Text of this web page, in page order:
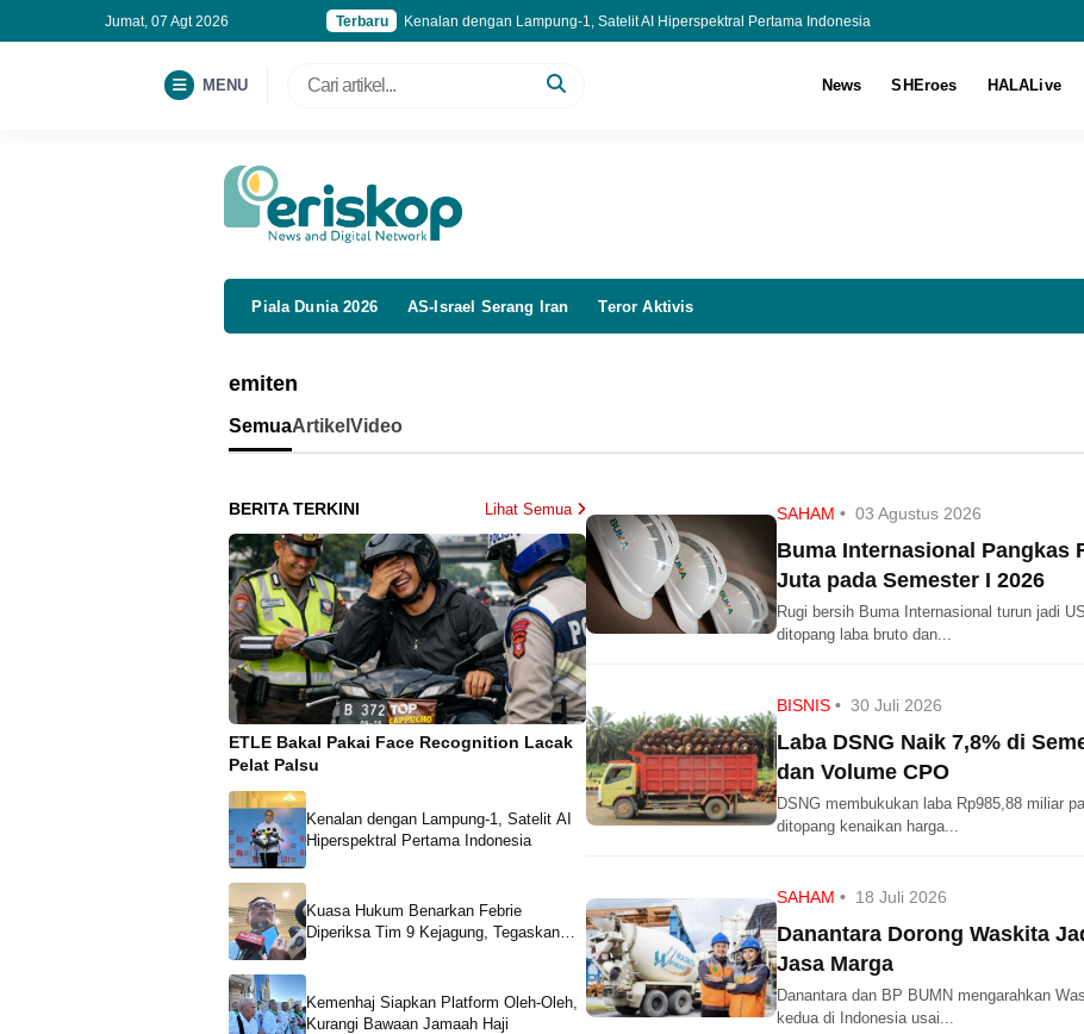
Jumat, 07 Agt 2026 Terbaru
Kemenhaj Siapkan Platform Oleh-Oleh, Kurangi Bawaan Jamaah Haji
MENU News SHEroes HALALive
Piala Dunia 2026 AS-Israel Serang Iran Teror Aktivis
emiten
SemuaArtikel Video
BERITA TERKINI Lihat Semua
ETLE Bakal Pakai Face Recognition Lacak
Pelat Palsu
Kenalan dengan Lampung-1, Satelit AI
Hiperspektral Pertama Indonesia
Kuasa Hukum Benarkan Febrie
Diperiksa Tim 9 Kejagung, Tegaskan
Kemenhaj Siapkan Platform Oleh-Oleh,
Kurangi Bawaan Jamaah Haji
SAHAM • 03 Agustus 2026
Buma Internasional Pangkas
Juta pada Semester I 2026
Rugi bersih Buma Internasional turun jadi
ditopang laba bruto dan...
BISNIS • 30 Juli 2026
Laba DSNG Naik 7,8% di
dan Volume CPO
DSNG membukukan laba Rp985,88 miliar
ditopang kenaikan harga...
SAHAM • 18 Juli 2026
Danantara Dorong Waskita
Jasa Marga
Danantara dan BP BUMN mengarahkan
kedua di Indonesia usai...